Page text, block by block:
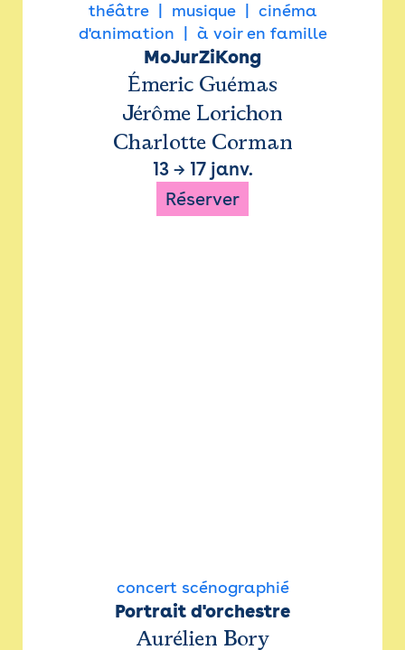
théâtre musique
cinéma
d'animation
à voir en famille
MoJurZiKong
Émeric Guémas
Jérôme Lorichon
Charlotte Corman
13→ 17 janv.
Réserver
concert scénographié
Portrait d'orchestre
Aurélien Bory